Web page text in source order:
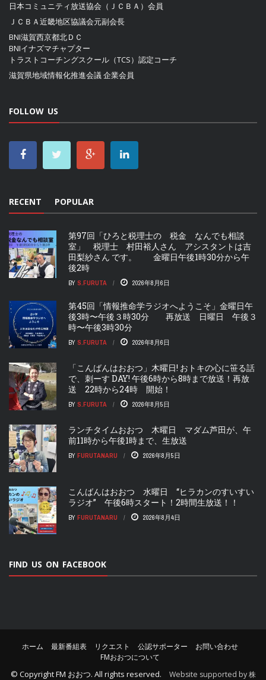
日本コミュニティ放送協会（ＪＣＢＡ） 会員
ＪＣＢＡ近畿地区協議会元副会長
BNI滋賀西京都北ＤＣ
BNIイナズマチャプター
トラストコーチングスクール（TCS）認定コーチ
滋賀県地域情報化推進会議企業会員
FOLLOW US
RECENT POPULAR
第97回「ひろと税理士の 税金 なんでも相談
室」 税理士 村田裕人さん アシスタントは吉
田梨紗さん です。 金曜日午後1時30分から午
後2時
BY S.FURUTA 2026年8月6日
第45回「情報推命学ラジオへようこそ」金曜日午
後3時〜午後３時30分 再放送 日曜日 午後３
時〜午後3時30分
BY S.FURUTA 2026年8月6日
「こんばんはおおつ」木曜日! おトキの心に笹る話
で、刺ーす DAY! 午後6時から8時まで放送！再放
送 22時から24時 開始！
BY S.FURUTA 2026年8月5日
ランチタイムおおつ 木曜日 マダム芦田が、午
前11時から午後1時まで、生放送
BY FURUTANARU 2026年8月5日
こんばんはおおつ 水曜日 “ヒラカンのすいすい
ラジオ” 午後6時スタート！2時間生放送！！
BY FURUTANARU 2026年8月4日
FIND US ON FACEBOOK
ホーム 最新番組表 リクエスト 公認サポーター
お問い合わせ
FMおおつについて
© CopyrightFM おおつ. All rights reserved. Website supported by 株